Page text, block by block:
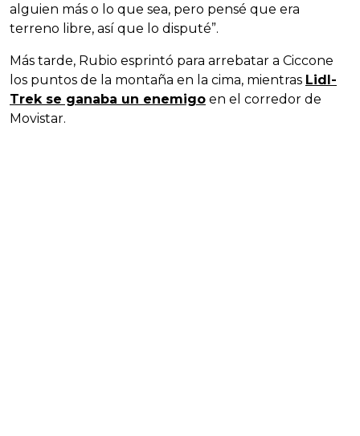
alguien más o lo que sea, pero pensé que era
terreno libre, así que lo disputé”.
Más tarde, Rubio esprintó para arrebatar a Ciccone
los puntos de la montaña en la cima, mientras Lidl-
Trek se ganaba un enemigo en el corredor de
Movistar.